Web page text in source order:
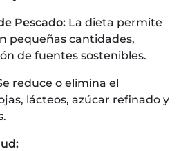
Pescado: La dieta permite
pequeñas cantidades,
de fuentes sostenibles.
reduce o elimina el
lácteos, azúcar refinado y